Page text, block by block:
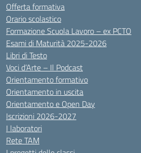
Offerta formativa
Orario scolastico
Formazione Scuola Lavoro – ex PCTO
Esami di Maturità 2025-2026
Libri di Testo
Voci d’Arte – Il Podcast
Orientamento formativo
Orientamento in uscita
Orientamento e Open Day
Iscrizioni 2026-2027
I laboratori
Rete TAM